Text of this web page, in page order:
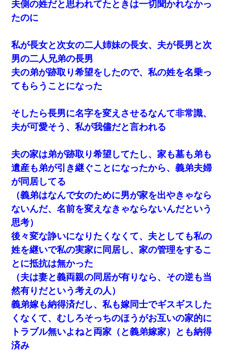
夫側の姓だと思われてたときは一切聞かれなかっ
たのに
私が長女と次女の二人姉妹の長女、夫が長男と次
男の二人兄弟の長男
夫の弟が跡取り希望をしたので、私の姓を名乗っ
てもらうことになった
そしたら長男に名字を変えさせるなんて非常識、
夫が可愛そう、私が我儘だと言われる
夫の家は弟が跡取り希望してたし、家も墓も弟も
遺産も弟が引き継ぐことになったから、義弟夫婦
が同居してる
（義弟はなんで女のために男が家を出やきゃなら
ないんだ、名前を変えなきゃならないんだという
思考）
後々変な諍いになりたくなくて、夫としても私の
姓を継いで私の実家に同居し、家の管理をするこ
とに抵抗は無かった
（夫は妻と義両親の同居が有りなら、その逆も当
然有りだという考えの人）
義弟嫁も納得済だし、私も嫁同士でギスギスした
くなくて、むしろそっちのほうがお互いの家的に
トラブル無いよねと両家（と義弟嫁家）とも納得
済み